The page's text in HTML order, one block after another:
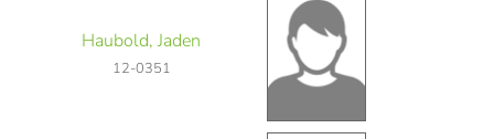
Haubold, Jaden
12-0351